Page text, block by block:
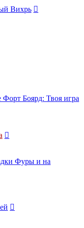
Вихрь
Боярд: Твоя игра
Фуры и на